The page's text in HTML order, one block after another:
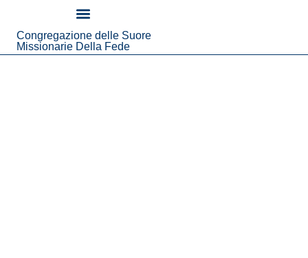
Congregazione delle Suore
Missionarie Della Fede